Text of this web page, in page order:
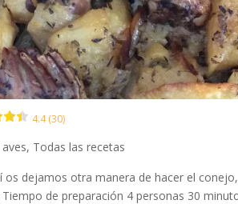
4.4 (30)
, Todas las recetas
dejamos otra manera de hacer el
de preparación 4 personas 30